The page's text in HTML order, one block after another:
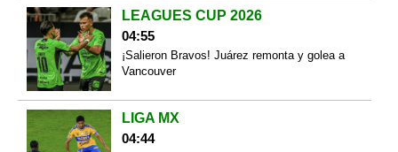
LEAGUES CUP 2026
04:55
¡Salieron Bravos! Juárez remonta y golea a
Vancouver
LIGA MX
04:44